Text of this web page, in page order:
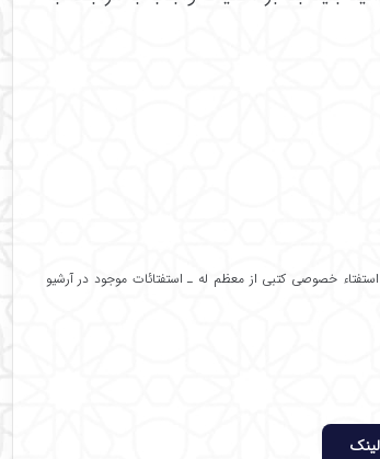
جامع، ج۱، ص ۶۵۲، م ۲۳۱۴ و ۲۳۱۵ ـ منهاج الصالحین،ج۱، ص ۳۶۴، م ۱۲۱۲ ـ استفتاء خصوصی کتبی از معظم له ـ استفتائات موجود در آرشیو